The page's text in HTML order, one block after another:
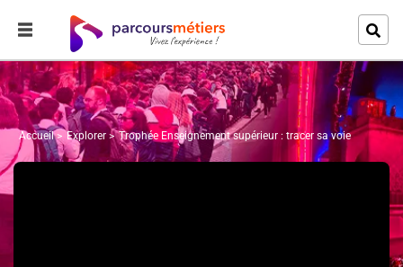
Accueil Explorer Trophée Enseignement supérieur : tracer sa voie